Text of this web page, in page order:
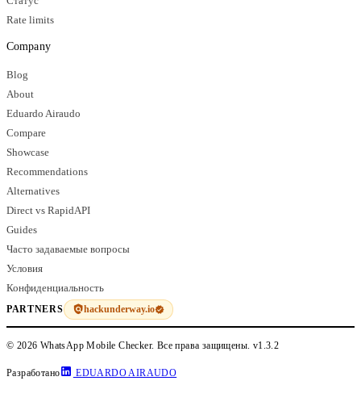
Rate limits
Company
Blog
About
Eduardo Airaudo
Compare
Showcase
Recommendations
Alternatives
Direct vs RapidAPI
Guides
Часто задаваемые вопросы
Условия
Конфиденциальность
PARTNERS hackunderway.io
© 2026 WhatsApp Mobile Checker. Все права защищены. v1.3.2
Разработано EDUARDO AIRAUDO